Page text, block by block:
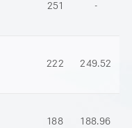
251 -
222 249.52
188 188.96